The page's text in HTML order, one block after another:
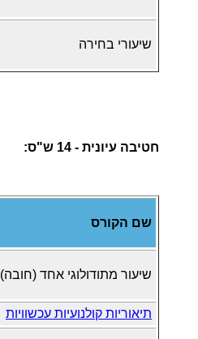
שיעורי בחירה
חטיבה עיונית - 14 ש"ס:
שם הקורס
שיעור מתודולוגי אחד (חובה)
תיאוריות קולנועיות עכשוויות